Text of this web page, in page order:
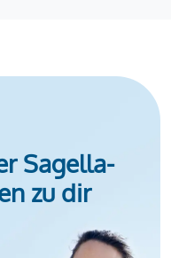
Sagella-
zu dir